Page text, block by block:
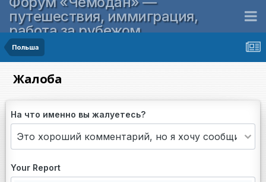
путешествия, иммиграция,
работа за рубежом
Польша
Жалоба
На что именно вы жалуетесь?
Your Report